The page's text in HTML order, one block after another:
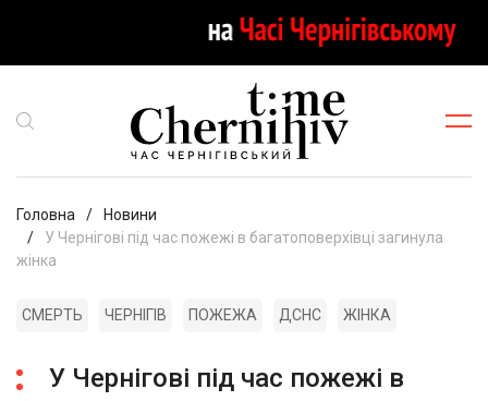
Головна
Новини
У Чернігові під час пожежі в багатоповерхівці загинула
жінка
СМЕРТЬ ЧЕРНІГІВ ПОЖЕЖА ДСНС ЖІНКА
У Чернігові під час пожежі в